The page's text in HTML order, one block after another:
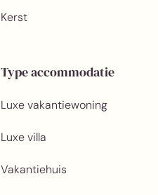
Kerst
Type accommodatie
Luxe vakantiewoning
Luxe villa
Vakantiehuis